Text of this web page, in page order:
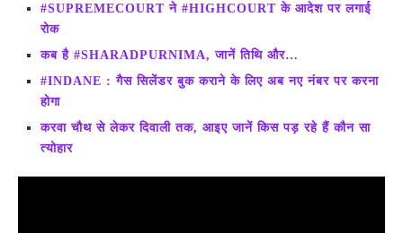
#SUPREMECOURT ने #HIGHCOURT के आदेश पर लगाई
रोक
कब है #SHARADPURNIMA, जानें तिथि और…
#INDANE : गैस सिलेंडर बुक कराने के लिए अब नए नंबर पर करना
होगा
करवा चौथ से लेकर दिवाली तक, आइए जानें किस पड़ रहे हैं कौन सा
त्योहार